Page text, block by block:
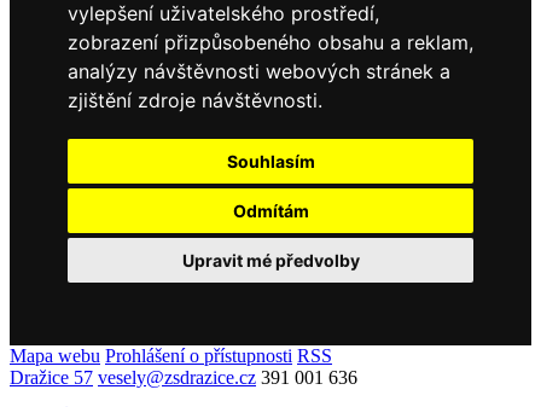
vylepšení uživatelského prostředí,
zobrazení přizpůsobeného obsahu a reklam,
analýzy návštěvnosti webových stránek a
zjištění zdroje návštěvnosti.
Souhlasím
Odmítám
Upravit mé předvolby
Mapa webu Prohlášení o přístupnosti RSS
Dražice 57 vesely@zsdrazice.cz 391 001 636